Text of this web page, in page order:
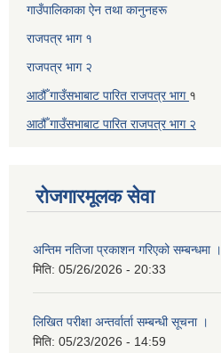
गाउँपालिकाका ऐन तथा कानुनहरू
राजपत्र भाग १
राजपत्र भाग २
आठौँ गाउँसभाबाट पारित राजपत्र भाग १
आठौँ गाउँसभाबाट पारित राजपत्र भाग २
रोजगारमूलक सेवा
अन्तिम नतिजा प्रकाशन गरिएको सम्बन्धमा ।
मिति: 05/26/2026 - 20:33
लिखित परीक्षा अन्तर्वार्ता सम्बन्धी सूचना ।
मिति: 05/23/2026 - 14:59